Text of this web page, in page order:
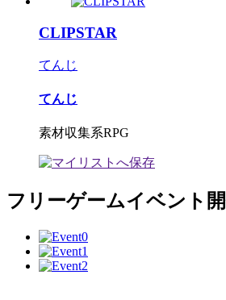
CLIPSTAR
てんじ
てんじ
素材収集系RPG
フリーゲームイベント開